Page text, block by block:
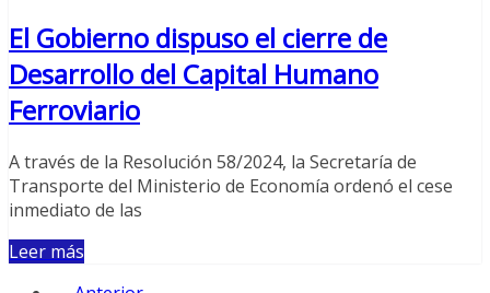
El Gobierno dispuso el cierre de
Desarrollo del Capital Humano
Ferroviario
A través de la Resolución 58/2024, la Secretaría de
Transporte del Ministerio de Economía ordenó el cese
inmediato de las
Leer más